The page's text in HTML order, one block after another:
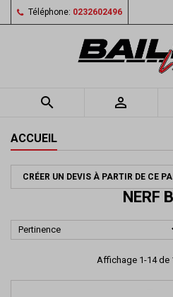
Téléphone: 0232602496
 
ACCUEIL
CRÉER UN DEVIS À PARTIR DE CE
NERF
Pertinence
Affichage 1-14 de